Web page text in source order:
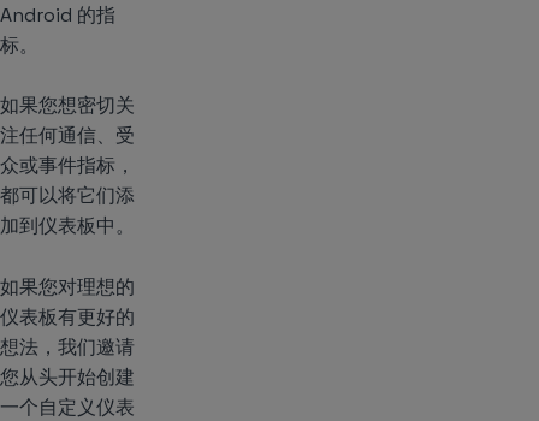
Android 的指
标。
如果您想密切关
注任何通信、受
众或事件指标，
都可以将它们添
加到仪表板中。
如果您对理想的
仪表板有更好的
想法，我们邀请
您从头开始创建
一个自定义仪表